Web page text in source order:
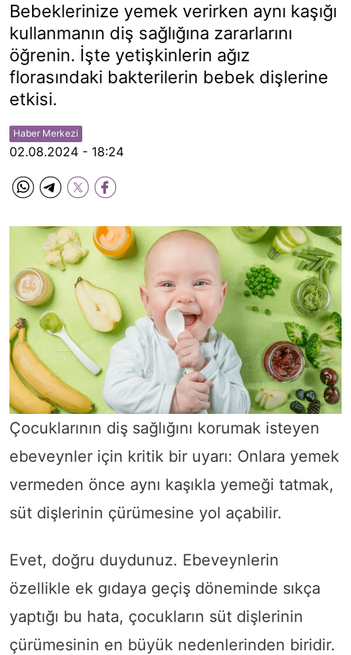
Bebeklerinize yemek verirken aynı kaşığı
kullanmanın diş sağlığına zararlarını
öğrenin. İşte yetişkinlerin ağız
florasındaki bakterilerin bebek dişlerine
etkisi.
Haber Merkezi
02.08.2024 - 18:24
Çocuklarının diş sağlığını korumak isteyen
ebeveynler için kritik bir uyarı: Onlara yemek
vermeden önce aynı kaşıkla yemeği tatmak,
süt dişlerinin çürümesine yol açabilir.
Evet, doğru duydunuz. Ebeveynlerin
özellikle ek gıdaya geçiş döneminde sıkça
yaptığı bu hata, çocukların süt dişlerinin
çürümesinin en büyük nedenlerinden biridir.